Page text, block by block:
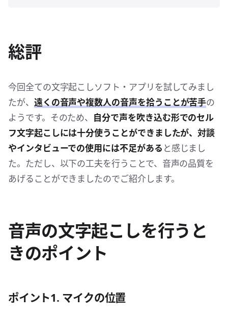
総評
今回全ての文字起こしソフト・アプリを試してみまし
たが、 遠くの音声や複数人の音声を拾うことが苦手の
ようです。そのため、 自分で声を吹き込む形でのセル
フ文字起こしには十分使うことができましたが、対談
やインタビューでの使用には不足がある と感じまし
た。ただし、以下の工夫を行うことで、音声の品質を
あげることができましたのでご紹介します。
音声の文字起こしを行うと
きのポイント
ポイント1. マイクの位置